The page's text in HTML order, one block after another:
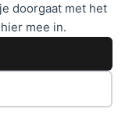
doorgaat met het
mee in.